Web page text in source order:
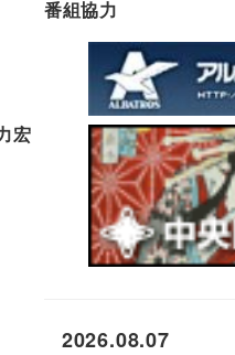
宏
番組協力
2026.08.07